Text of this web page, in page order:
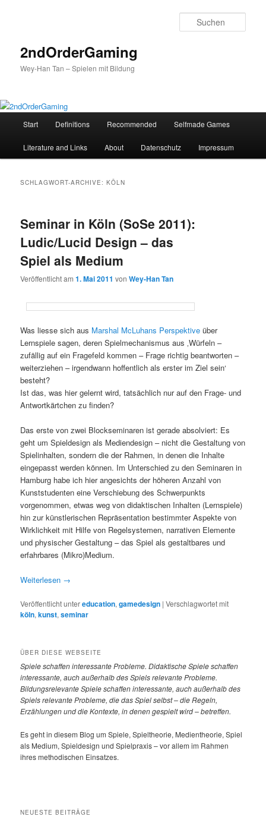
2ndOrderGaming
Wey-Han Tan – Spielen mit Bildung
p
Zum
Inhalt
Zum
sekundären
Start Definitions Recommended Selfmade Games
Literature and Links About Datenschutz Impressum
SCHLAGWORT-ARCHIVE:KÖLN
Seminar in Köln (SoSe 2011):
Ludic/Lucid Design – das
Spiel als Medium
Veröffentlicht am1. Mai 2011 vonWey-Han Tan
Was liesse sich aus Marshal McLuhans Perspektive über
Lernspiele sagen, deren Spielmechanismus aus ‚Würfeln –
zufällig auf ein Fragefeld kommen – Frage richtig beantworten –
weiterziehen – irgendwann hoffentlich als erster im Ziel sein‘
besteht?
Ist das, was hier gelernt wird, tatsächlich nur auf den Frage- und
Antwortkärtchen zu finden?
Das erste von zwei Blockseminaren ist gerade absolviert: Es
geht um Spieldesign als Mediendesign – nicht die Gestaltung von
Spielinhalten, sondern die der Rahmen, in denen die Inhalte
eingepasst werden können. Im Unterschied zu den Seminaren in
Hamburg habe ich hier angesichts der höheren Anzahl von
Kunststudenten eine Verschiebung des Schwerpunkts
vorgenommen, etwas weg von didaktischen Inhalten (Lernspiele)
hin zur künstlerischen Repräsentation bestimmter Aspekte von
Wirklichkeit mit Hilfe von Regelsystemen, narrativen Elemente
und physischer Gestaltung – das Spiel als gestaltbares und
erfahrbares (Mikro)Medium.
Weiterlesen →
Veröffentlicht untereducation,gamedesign |Verschlagwortet mit
köln,kunst,seminar
ÜBER DIESE WEBSEITE
Spieleschaffen interessante Probleme. Didaktische Spiele schaffen
interessante, auch außerhalb des Spiels relevante Probleme.
Bildungsrelevante Spiele schaffen interessante, auch außerhalb des
Spiels relevante Probleme, die das Spiel selbst – die Regeln,
Erzählungen und die Kontexte, in denen gespielt wird – betreffen.
Es geht in diesem Blog um Spiele, Spieltheorie, Medientheorie, Spiel
als Medium, Spieldesign und Spielpraxis – vor allem im Rahmen
ihres methodischen Einsatzes.
NEUESTE BEITRÄGE